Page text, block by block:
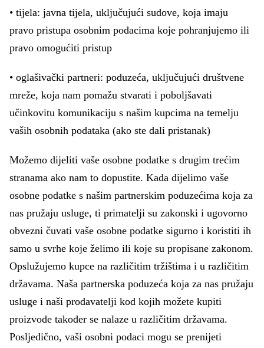
• tijela: javna tijela, uključujući sudove, koja imaju
pravo pristupa osobnim podacima koje pohranjujemo ili
pravo omogućiti pristup
• oglašivački partneri: poduzeća, uključujući društvene
mreže, koja nam pomažu stvarati i poboljšavati
učinkovitu komunikaciju s našim kupcima na temelju
vaših osobnih podataka (ako ste dali pristanak)
Možemo dijeliti vaše osobne podatke s drugim trećim
stranama ako nam to dopustite. Kada dijelimo vaše
osobne podatke s našim partnerskim poduzećima koja za
nas pružaju usluge, ti primatelji su zakonski i ugovorno
obvezni čuvati vaše osobne podatke sigurno i koristiti ih
samo u svrhe koje želimo ili koje su propisane zakonom.
Opslužujemo kupce na različitim tržištima i u različitim
državama. Naša partnerska poduzeća koja za nas pružaju
usluge i naši prodavatelji kod kojih možete kupiti
proizvode također se nalaze u različitim državama.
Posljedično, vaši osobni podaci mogu se prenijeti